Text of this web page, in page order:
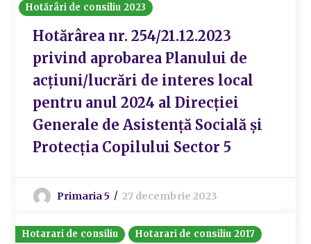
Hotărâri de consiliu 2023
Hotărârea nr. 254/21.12.2023
privind aprobarea Planului de
acțiuni/lucrări de interes local
pentru anul 2024 al Direcției
Generale de Asistență Socială și
Protecția Copilului Sector 5
Primaria 5 27 decembrie 2023
Hotarari de consiliu Hotarari de consiliu 2017